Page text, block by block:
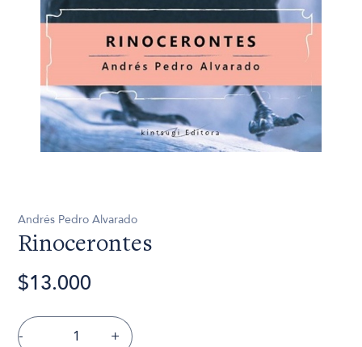
Andrés Pedro Alvarado
Rinocerontes
$13.000
- +